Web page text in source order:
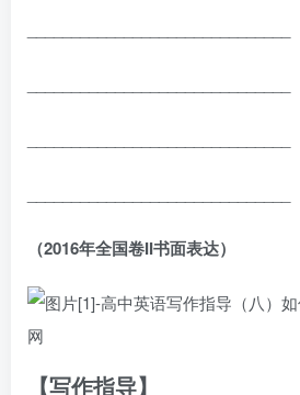
（2016年全国卷II书面表达）
【写作指导】